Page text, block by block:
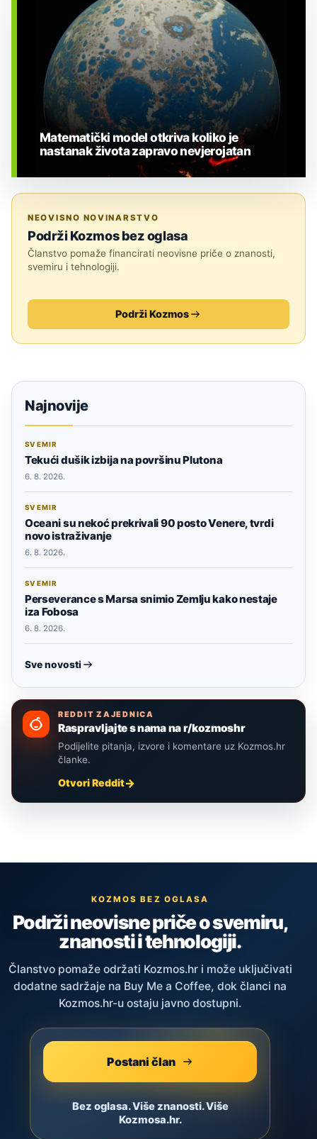
BIOLOGIJA
Matematički model otkriva koliko je
nastanak života zapravo nevjerojatan
NEOVISNO NOVINARSTVO
Podrži Kozmos bez oglasa
Članstvo pomaže financirati neovisne priče o znanosti,
svemiru i tehnologiji.
Podrži Kozmos
Najnovije
SVEMIR
Tekući dušik izbija na površinu Plutona
6. 8. 2026.
SVEMIR
Oceani su nekoć prekrivali 90 posto Venere, tvrdi
novo istraživanje
6. 8. 2026.
SVEMIR
Perseverance s Marsa snimio Zemlju kako nestaje
iza Fobosa
6. 8. 2026.
Sve novosti
REDDIT ZAJEDNICA
Raspravljajte s nama na r/kozmoshr
Podijelite pitanja, izvore i komentare uz Kozmos.hr
članke.
Otvori Reddit
KOZMOS BEZ OGLASA
Podrži neovisne priče o svemiru,
znanosti i tehnologiji.
Članstvo pomaže održati Kozmos.hr i može uključivati
dodatne sadržaje na Buy Me a Coffee, dok članci na
Kozmos.hr-u ostaju javno dostupni.
Postani član
Bez oglasa. Više znanosti. Više
Kozmosa.hr.